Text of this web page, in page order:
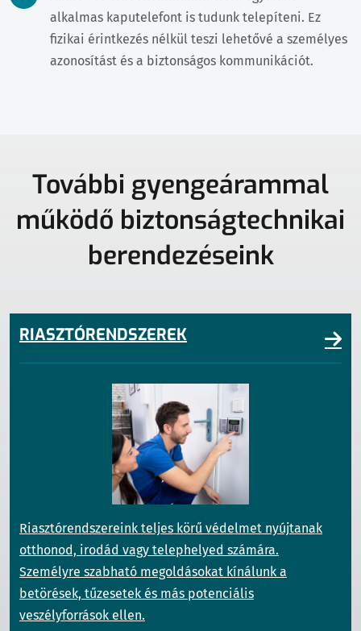
alkalmas kaputelefont is tudunk telepíteni. Ez
fizikai érintkezés nélkül teszi lehetővé a személyes
azonosítást és a biztonságos kommunikációt.
További gyengeárammal
működő biztonságtechnikai
berendezéseink
RIASZTÓRENDSZEREK
Riasztórendszereink teljes körű védelmet nyújtanak
otthonod, irodád vagy telephelyed számára.
Személyre szabható megoldásokat kínálunk a
betörések, tűzesetek és más potenciális
veszélyforrások ellen.